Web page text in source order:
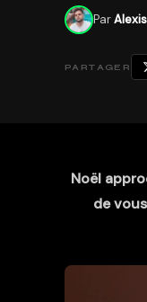
ParAlexis
PARTAGER
Noël
de